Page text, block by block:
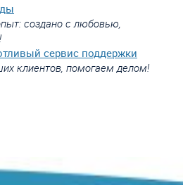
создано с любовью,
сервис поддержки
клиентов, помогаем делом!